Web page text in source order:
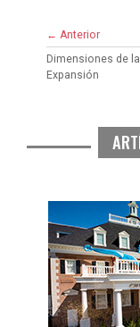
← Anterior
Dimensiones de la
Expansión